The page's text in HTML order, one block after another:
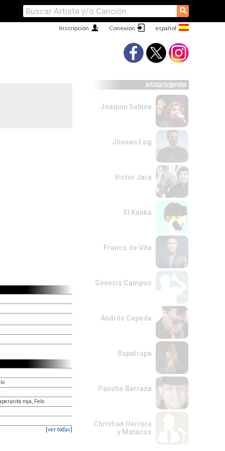
⚲
Conexión
Inscripción
roja, Felo
[ver todas]
Artistas Sugeridos
Joaquín Sabina
Jósean Log
Victor Jara
El Kanka
Franco de Vita
Genesis Campos
Andrés Cepeda
Rupatrupa
Pancho Barraza
Christian Herrera
y Matacos